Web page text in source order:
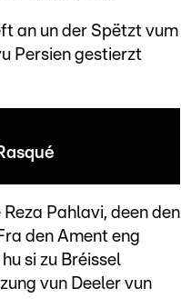
an un der Spëtzt vum
Persien gestierzt
Pahlavi, deen den
den Ament eng
si zu Bréissel
vun Deeler vun